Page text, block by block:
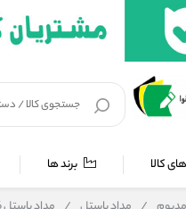
کالا برند ها